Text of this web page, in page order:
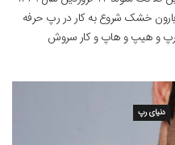
از سال 82 با آهنگ بارون خشک شروع به کار در رپ حرفه
رپ و هیپ و هاپ و کار سروش
دنیای رپ